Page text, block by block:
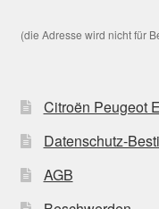
(die Adresse wird nicht für
Citroën Peugeot
Datenschutz-
AGB